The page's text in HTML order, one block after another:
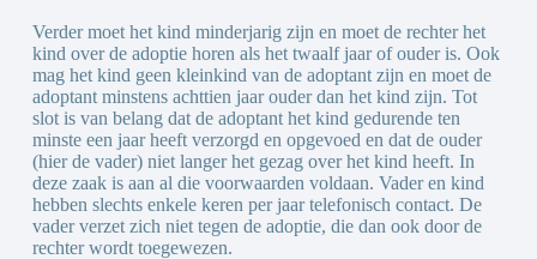
Verder moet het kind minderjarig zijn en moet de rechter het
kind over de adoptie horen als het twaalf jaar of ouder is. Ook
mag het kind geen kleinkind van de adoptant zijn en moet de
adoptant minstens achttien jaar ouder dan het kind zijn. Tot
slot is van belang dat de adoptant het kind gedurende ten
minste een jaar heeft verzorgd en opgevoed en dat de ouder
(hier de vader) niet langer het gezag over het kind heeft. In
deze zaak is aan al die voorwaarden voldaan. Vader en kind
hebben slechts enkele keren per jaar telefonisch contact. De
vader verzet zich niet tegen de adoptie, die dan ook door de
rechter wordt toegewezen.